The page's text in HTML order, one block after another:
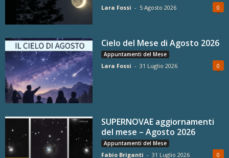
Lara Fossi - 5 Agosto 2026 0
Cielo del Mese di Agosto 2026
Appuntamenti del Mese
Lara Fossi - 31 Luglio 2026 0
SUPERNOVAE aggiornamenti
del mese – Agosto 2026
Appuntamenti del Mese
Fabio Briganti - 31 Luglio 2026 0